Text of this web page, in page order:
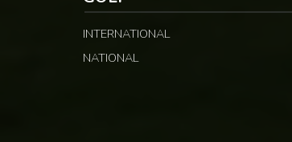
INTERNATIONAL
NATIONAL